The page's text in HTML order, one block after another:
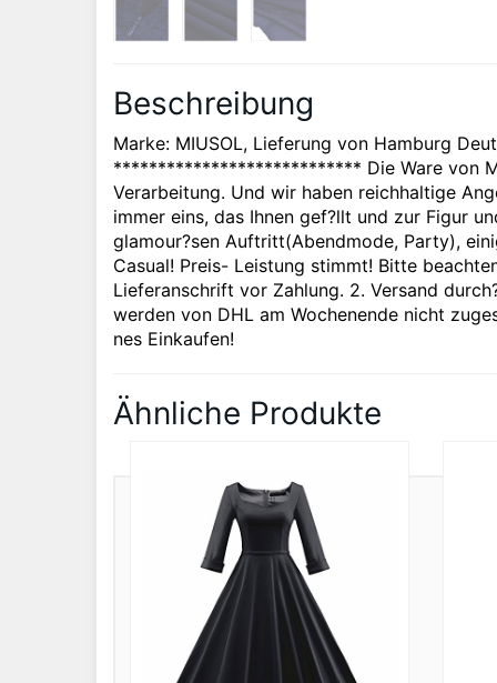
Beschreibung
Marke: MIUSOL, Lieferung von Hamburg
**************************** Die Ware von
Verarbeitung. Und wir haben reichhaltige
immer eins, das Ihnen gef?llt und zur Figur
glamour?sen Auftritt(Abendmode, Party),
Casual! Preis- Leistung stimmt! Bitte
Lieferanschrift vor Zahlung. 2. Versand
werden von DHL am Wochenende nicht
nes Einkaufen!
Ähnliche Produkte